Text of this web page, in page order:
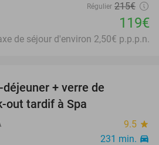
Régulier 215€
119€
de séjour d'environ 2,50€ p.p.p.n.
+ verre de
out tardif à Spa
9.5 star
231 min. directions_car